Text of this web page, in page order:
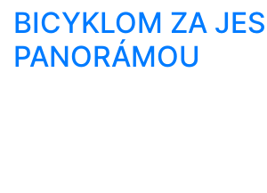
BICYKLOM ZA
PANORÁMOU